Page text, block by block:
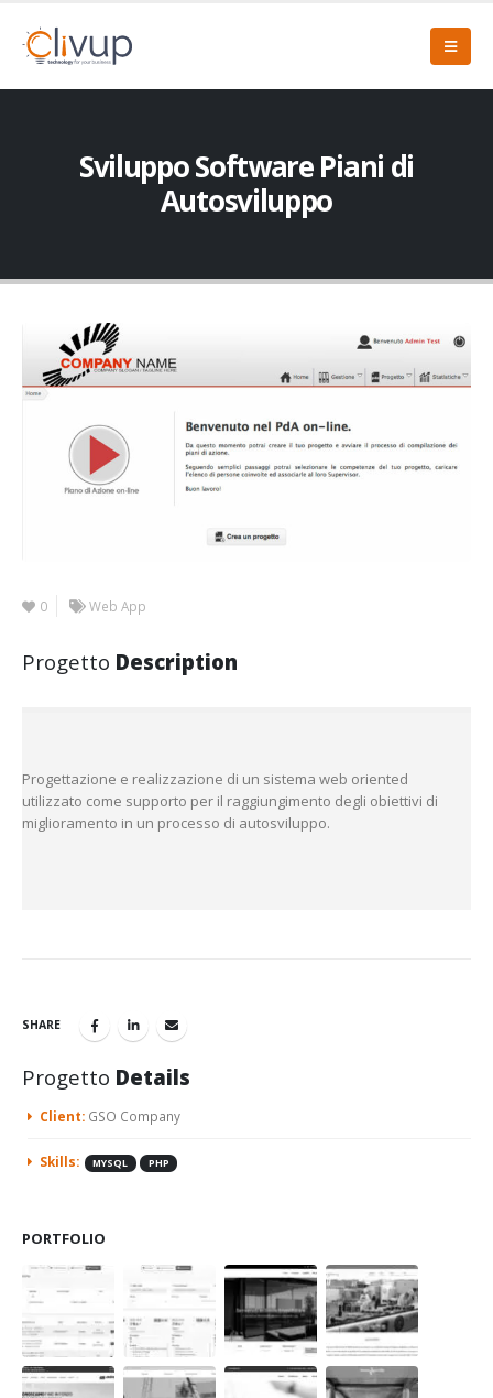
Sviluppo Software Piani di
Autosviluppo
0 Web App
Progetto Description
Progettazione e realizzazione di un sistema web oriented
utilizzato come supporto per il raggiungimento degli obiettivi di
miglioramento in un processo di autosviluppo.
SHARE
Progetto Details
Client: GSO Company
Skills: MYSQL PHP
PORTFOLIO